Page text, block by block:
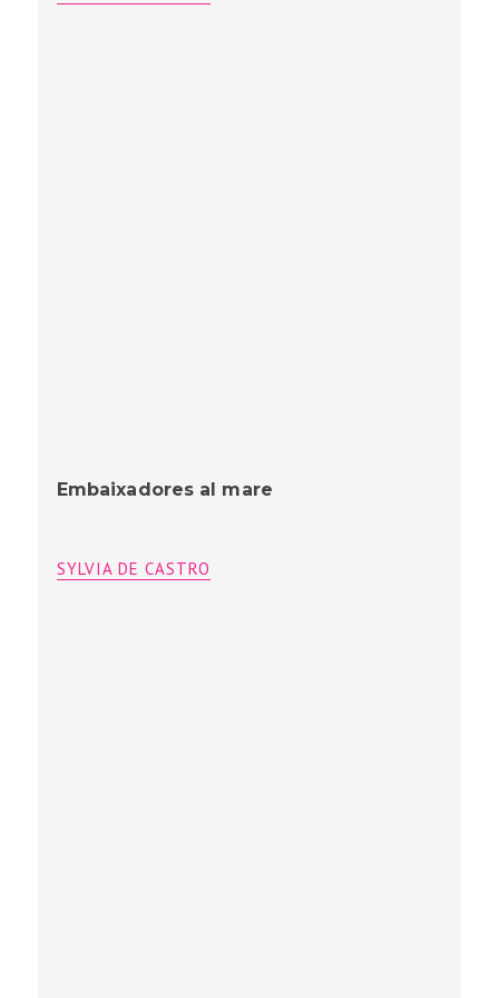
Embaixadores al mare
SYLVIA DE CASTRO